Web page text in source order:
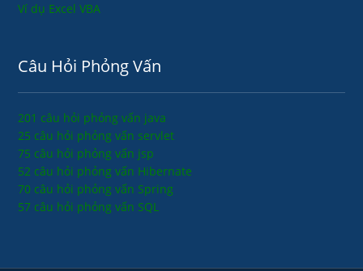
Ví dụ Excel VBA
Câu Hỏi Phỏng Vấn
201 câu hỏi phỏng vấn java
25 câu hỏi phỏng vấn servlet
75 câu hỏi phỏng vấn jsp
52 câu hỏi phỏng vấn Hibernate
70 câu hỏi phỏng vấn Spring
57 câu hỏi phỏng vấn SQL